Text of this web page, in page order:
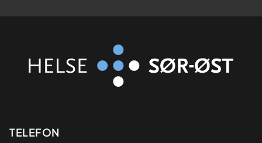
Kontaktinformasjon
TELEFON